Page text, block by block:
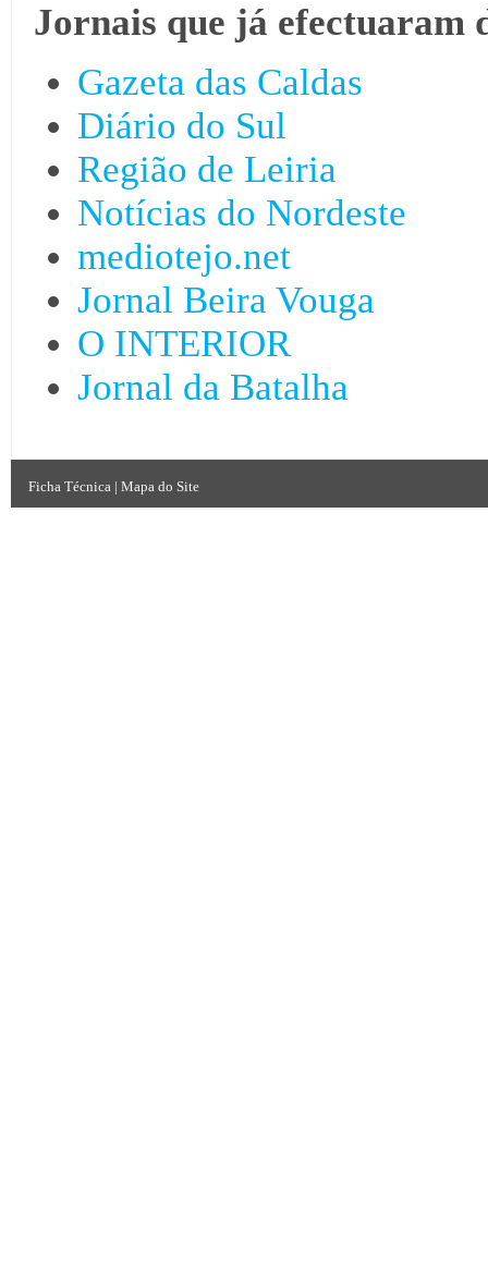
Jornais que já efectuaram
Gazeta das Caldas
Diário do Sul
Região de Leiria
Notícias do Nordeste
mediotejo.net
Jornal Beira Vouga
O INTERIOR
Jornal da Batalha
Ficha Técnica | Mapa do Site